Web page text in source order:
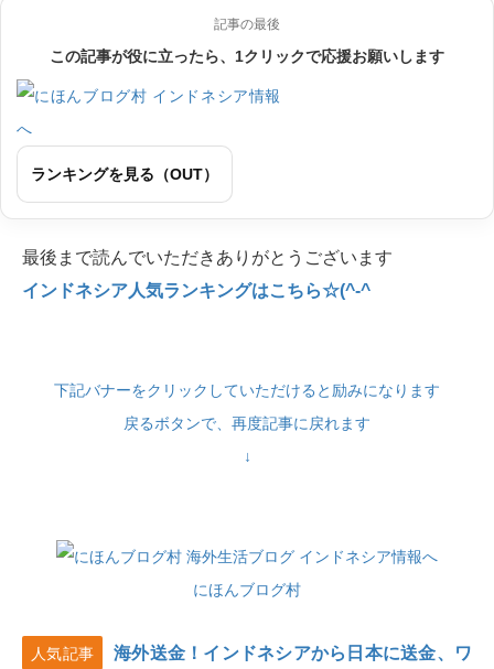
記事の最後
この記事が役に立ったら、1クリックで応援お願いします
ランキングを見る（OUT）
最後まで読んでいただきありがとうございます
インドネシア人気ランキングはこちら☆(^-^
下記バナーをクリックしていただけると励みになります
戻るボタンで、再度記事に戻れます
↓
にほんブログ村
人気記事
海外送金！インドネシアから日本に送金、ワ